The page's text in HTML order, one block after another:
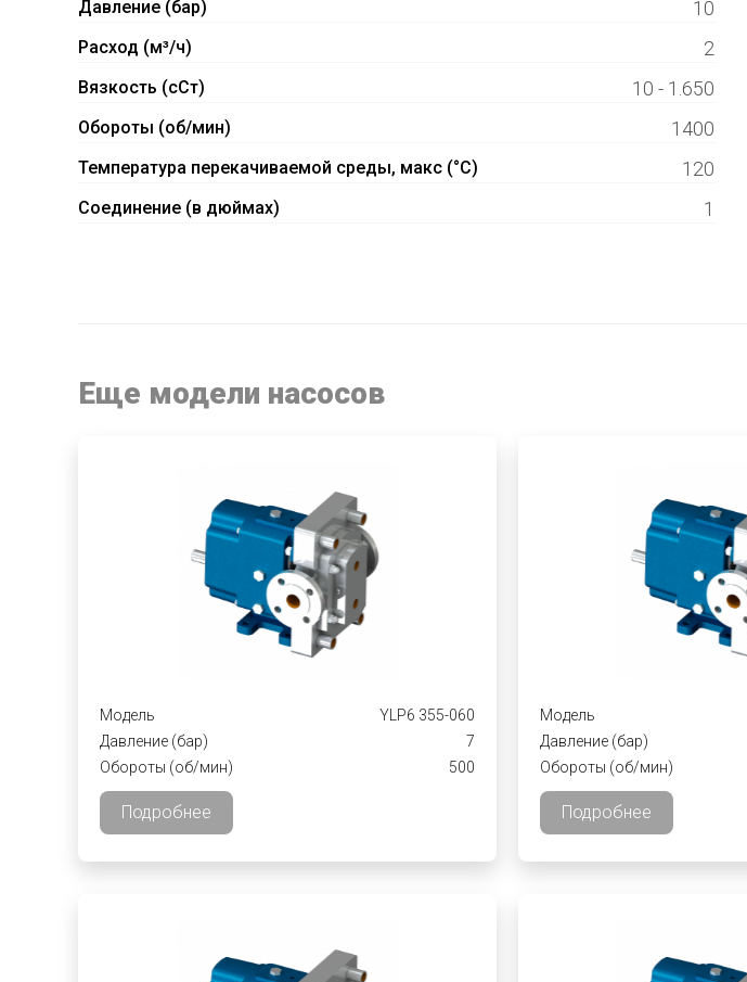
Давление (бар) 10
Расход (м³/ч) 2
Вязкость (сСт) 10 - 1.650
Обороты (об/мин) 1400
Температура перекачиваемой среды, макс (°C) 120
Соединение (в дюймах) 1
Еще модели насосов
Модель
YLP6 355-060
Давление (бар)
7
Обороты (об/мин)
500
Подробнее
Модель
Давление (бар)
Обороты (об/мин)
Подробнее